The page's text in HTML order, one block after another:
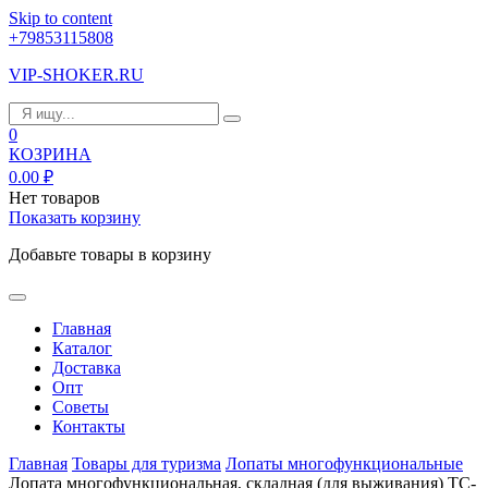
Skip to content
+79853115808
VIP-SHOKER.RU
0
КОЗРИНА
0.00 ₽
Нет товаров
Показать корзину
Добавьте товары в корзину
Главная
Каталог
Доставка
Опт
Советы
Контакты
Главная Товары для туризма Лопаты многофункциональные
Лопата многофункциональная, складная (для выживания) TC-